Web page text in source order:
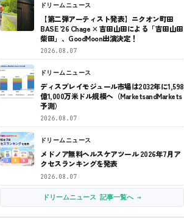
ドリームニュース
【第二弾アーティスト発表】ニクオン町田
BASE ’26 Chage × 吉田山田による「吉田山田
柴田」、GoodMoon出演決定！
2026.08.07
ドリームニュース
ディスプレイモジュール市場は2032年に1,598
億1,000万米ドル規模へ（MarketsandMarkets
予測）
2026.08.07
ドリームニュース
メドノア無料ヘルスケアツール 2026年7月ア
クセスランキングを発表
2026.08.07
ドリームニュース 記事一覧へ →